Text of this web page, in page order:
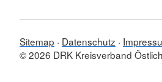
Sitemap Datenschutz
© 2026 DRK Kreisverband